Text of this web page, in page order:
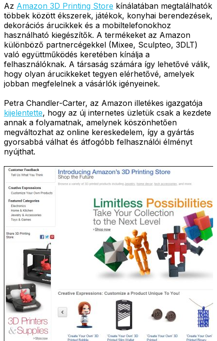
Az Amazon 3D Printing Store kínálatában megtalálhatók
többek között ékszerek, játékok, konyhai berendezések,
dekorációs árucikkek és a mobiltelefonokhoz
használható kiegészítők. A termékeket az Amazon
különböző partnercégekkel (Mixee, Sculpteo, 3DLT)
való együttműködés keretében kínálja a
felhasználóknak. A társaság számára így lehetővé válik,
hogy olyan árucikkeket tegyen elérhetővé, amelyek
jobban megfelelnek a vásárlók igényeinek.
Petra Chandler-Carter, az Amazon illetékes igazgatója
kijelentette, hogy az új internetes üzletük csak a kezdete
annak a folyamatnak, amelynek köszönhetően
megváltozhat az online kereskedelem, így a gyártás
gyorsabbá válhat és átfogóbb felhasználói élményt
nyújthat.